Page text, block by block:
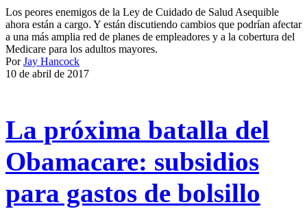
Los peores enemigos de la Ley de Cuidado de Salud Asequible
ahora están a cargo. Y están discutiendo cambios que podrían afectar
a una más amplia red de planes de empleadores y a la cobertura del
Medicare para los adultos mayores.
PorJay Hancock
10 de abril de 2017
La próxima batalla del
Obamacare: subsidios
para gastos de bolsillo